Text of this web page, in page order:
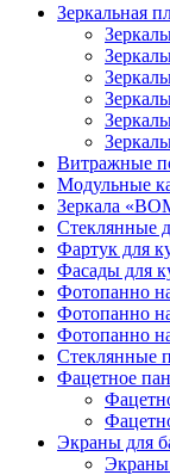
Зеркальная
Витражные
Модульные
Зеркала
Стеклянные
Фартук для
Фасады для
Фотопанно
Фотопанно
Фотопанно
Стеклянные
Фацетное
Экраны для
Экраны